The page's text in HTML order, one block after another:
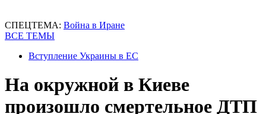
СПЕЦТЕМА: Война в Иране
ВСЕ ТЕМЫ
Вступление Украины в ЕС
На окружной в Киеве
произошло смертельное ДТП